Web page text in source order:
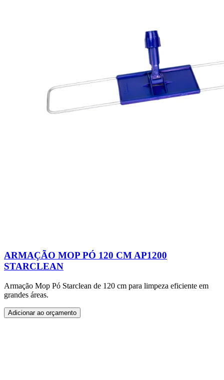
ARMAÇÃO MOP PÓ 120 CM AP1200
STARCLEAN
Armação Mop Pó Starclean de 120 cm para limpeza eficiente em
grandes áreas.
Adicionar ao orçamento